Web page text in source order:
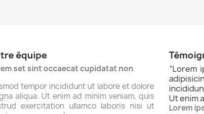
équipe
set sint occaecat cupidatat non
tempor incididunt ut labore et dolore
aliqua. Ut enim ad minim veniam, quis
exercitation ullamco laboris nisi ut
“Lorem
Ut enim
Lorem